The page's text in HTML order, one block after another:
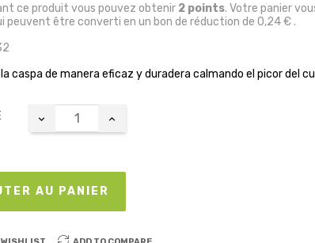
ce produit vous pouvez obtenir 2 points. Votre panier
peuvent être converti en un bon de réduction de 0,24 €.
caspa de manera eficaz y duradera calmando el picor del
AU PANIER